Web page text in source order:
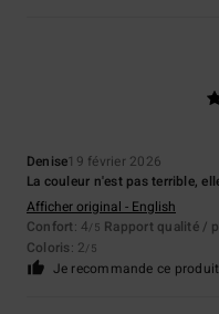
Denise19 février 2026
La couleur n'est pas terrible,
Afficher original - English
Confort: 4/5 Rapport qualité /
Coloris: 2/5
Je recommande ce produit